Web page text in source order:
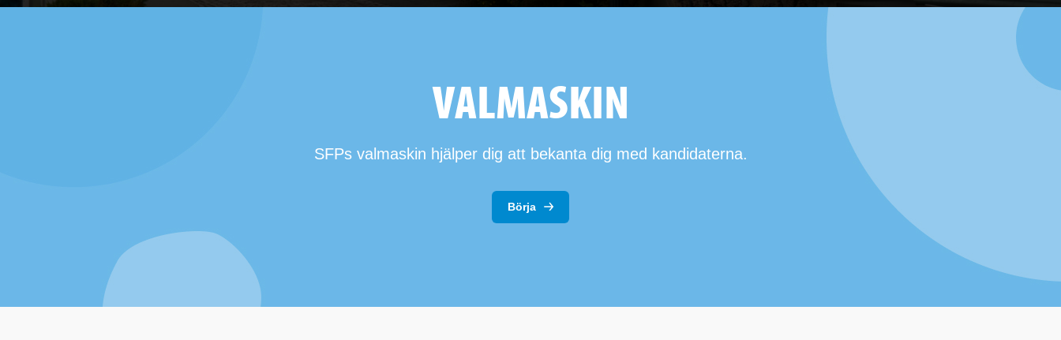
VALMASKIN
SFPs valmaskin hjälper dig att bekanta dig med kandidaterna.
Börja